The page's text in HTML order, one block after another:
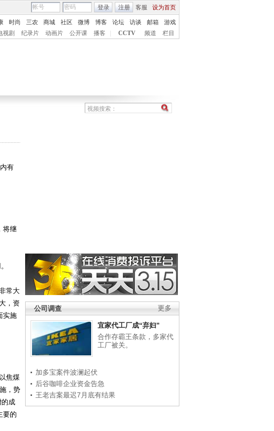
客服 设为首页
登录 注册
时尚 三农 商城 社区 微博 博客 论坛 访谈 邮箱
游戏
视剧 纪录片 动画片 公开课 播客 CCTV 频道 栏目
更多
公司调查
宜家代工厂成“弃妇”
合作存霸王条款，多家代
工厂被关。
加多宝案件波澜起伏
后谷咖啡企业资金告急
王老吉案最迟7月底有结果
有
将继
常大
，资
实施
焦煤
，势
的成
要的